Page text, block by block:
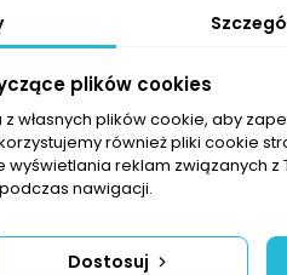
do
B80
PLN
Zestaw
naprawy
plików cookies
z własnych plików cookie, aby
również pliki cookie
wyświetlania reklam związanych
nawigacji.
Dostosuj